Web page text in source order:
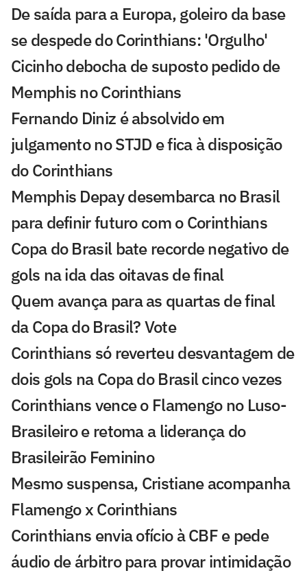
De saída para a Europa, goleiro da base
se despede do Corinthians: 'Orgulho'
Cicinho debocha de suposto pedido de
Memphis no Corinthians
Fernando Diniz é absolvido em
julgamento no STJD e fica à disposição
do Corinthians
Memphis Depay desembarca no Brasil
para definir futuro com o Corinthians
Copa do Brasil bate recorde negativo de
gols na ida das oitavas de final
Quem avança para as quartas de final
da Copa do Brasil? Vote
Corinthians só reverteu desvantagem de
dois gols na Copa do Brasil cinco vezes
Corinthians vence o Flamengo no Luso-
Brasileiro e retoma a liderança do
Brasileirão Feminino
Mesmo suspensa, Cristiane acompanha
Flamengo x Corinthians
Corinthians envia ofício à CBF e pede
áudio de árbitro para provar intimidação